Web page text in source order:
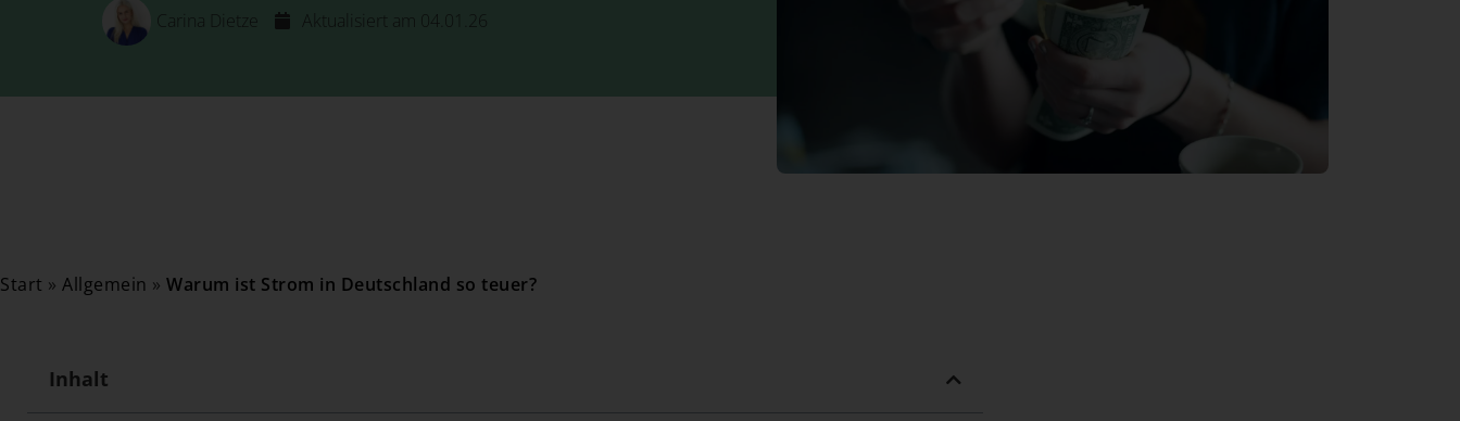
Carina Dietze Aktualisiert am 04.01.26
Start » Allgemein » Warum ist Strom in Deutschland so teuer​?
Inhalt